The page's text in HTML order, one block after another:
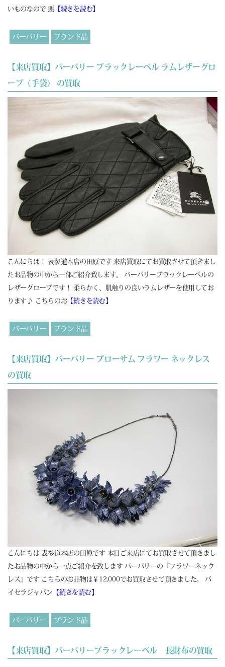
いものなので 悪【続きを読む】
バーバリー ブランド品
【来店買取】バーバリー ブラックレーベル ラムレザーグロ
ーブ（手袋） の買取
こんにちは！ 表参道本店の田原です 来店買取にてお買取させて頂きまし
たお品物の中から一部ご紹介致します。 バーバリーブラックレーベルの
レザーグローブです！ 柔らかく、肌触りの良いラムレザーを使用してお
ります♪ こちらのお 【続きを読む】
バーバリー ブランド品
【来店買取】バーバリー プローサム フラワー ネックレス
の買取
こんにちは 表参道本店の田原です 本日ご来店にてお買取させて頂きまし
たお品物の中から一点ご紹介を致します バーバリーの『フラワーネック
レス』です こちらのお品物は￥12,000でお買取させて頂きました。 バ
イセラジャパン 【続きを読む】
バーバリー ブランド品
【来店買取】バーバリーブラックレーベル 長財布の買取